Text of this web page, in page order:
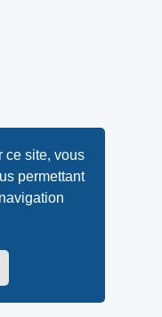
ce site, vous
permettant